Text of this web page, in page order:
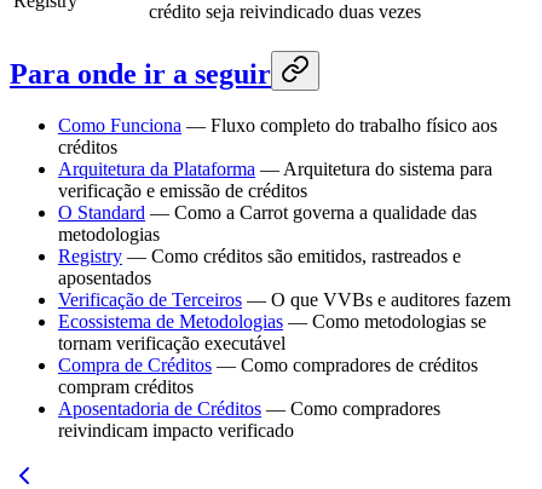
crédito seja reivindicado duas vezes
Para onde ir a seguir
Como Funciona — Fluxo completo do trabalho físico aos
créditos
Arquitetura da Plataforma — Arquitetura do sistema para
verificação e emissão de créditos
O Standard — Como a Carrot governa a qualidade das
metodologias
Registry — Como créditos são emitidos, rastreados e
aposentados
Verificação de Terceiros — O que VVBs e auditores fazem
Ecossistema de Metodologias — Como metodologias se
tornam verificação executável
Compra de Créditos — Como compradores de créditos
compram créditos
Aposentadoria de Créditos — Como compradores
reivindicam impacto verificado